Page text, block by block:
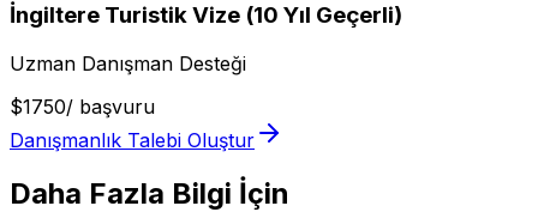
İngiltere Turistik Vize (10 Yıl Geçerli)
Uzman Danışman Desteği
$1750/ başvuru
Danışmanlık Talebi Oluştur
Daha Fazla Bilgi İçin